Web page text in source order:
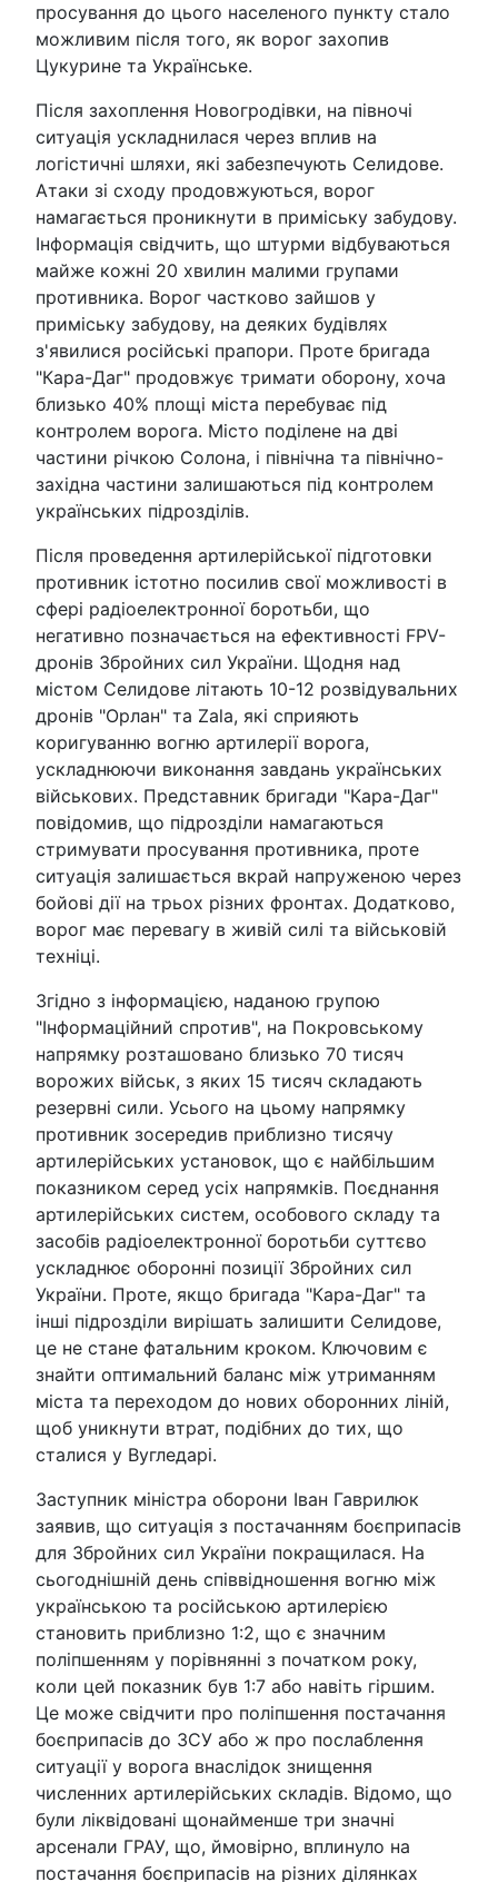
просування до цього населеного пункту стало
можливим після того, як ворог захопив
Цукурине та Українське.
Після захоплення Новогродівки, на півночі
ситуація ускладнилася через вплив на
логістичні шляхи, які забезпечують Селидове.
Атаки зі сходу продовжуються, ворог
намагається проникнути в приміську забудову.
Інформація свідчить, що штурми відбуваються
майже кожні 20 хвилин малими групами
противника. Ворог частково зайшов у
приміську забудову, на деяких будівлях
з'явилися російські прапори. Проте бригада
"Кара-Даг" продовжує тримати оборону, хоча
близько 40% площі міста перебуває під
контролем ворога. Місто поділене на дві
частини річкою Солона, і північна та північно-
західна частини залишаються під контролем
українських підрозділів.
Після проведення артилерійської підготовки
противник істотно посилив свої можливості в
сфері радіоелектронної боротьби, що
негативно позначається на ефективності FPV-
дронів Збройних сил України. Щодня над
містом Селидове літають 10-12 розвідувальних
дронів "Орлан" та Zala, які сприяють
коригуванню вогню артилерії ворога,
ускладнюючи виконання завдань українських
військових. Представник бригади "Кара-Даг"
повідомив, що підрозділи намагаються
стримувати просування противника, проте
ситуація залишається вкрай напруженою через
бойові дії на трьох різних фронтах. Додатково,
ворог має перевагу в живій силі та військовій
техніці.
Згідно з інформацією, наданою групою
"Інформаційний спротив", на Покровському
напрямку розташовано близько 70 тисяч
ворожих військ, з яких 15 тисяч складають
резервні сили. Усього на цьому напрямку
противник зосередив приблизно тисячу
артилерійських установок, що є найбільшим
показником серед усіх напрямків. Поєднання
артилерійських систем, особового складу та
засобів радіоелектронної боротьби суттєво
ускладнює оборонні позиції Збройних сил
України. Проте, якщо бригада "Кара-Даг" та
інші підрозділи вирішать залишити Селидове,
це не стане фатальним кроком. Ключовим є
знайти оптимальний баланс між утриманням
міста та переходом до нових оборонних ліній,
щоб уникнути втрат, подібних до тих, що
сталися у Вугледарі.
Заступник міністра оборони Іван Гаврилюк
заявив, що ситуація з постачанням боєприпасів
для Збройних сил України покращилася. На
сьогоднішній день співвідношення вогню між
українською та російською артилерією
становить приблизно 1:2, що є значним
поліпшенням у порівнянні з початком року,
коли цей показник був 1:7 або навіть гіршим.
Це може свідчити про поліпшення постачання
боєприпасів до ЗСУ або ж про послаблення
ситуації у ворога внаслідок знищення
численних артилерійських складів. Відомо, що
були ліквідовані щонайменше три значні
арсенали ГРАУ, що, ймовірно, вплинуло на
постачання боєприпасів на різних ділянках